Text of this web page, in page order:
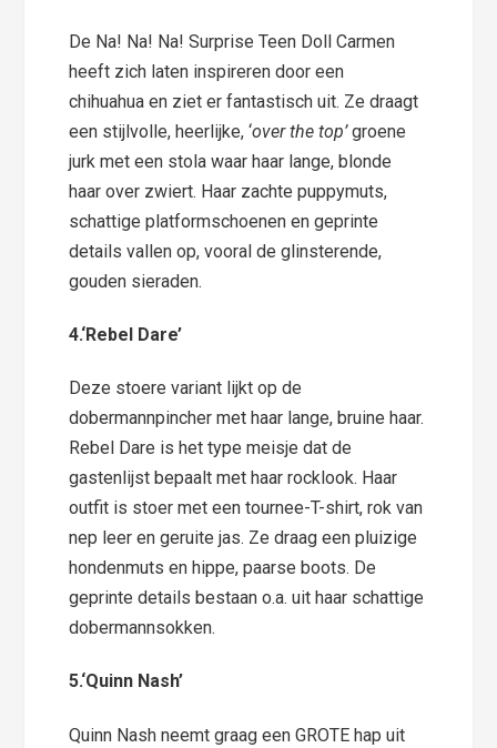
De Na! Na! Na! Surprise Teen Doll Carmen
heeft zich laten inspireren door een
chihuahua en ziet er fantastisch uit. Ze draagt
een stijlvolle, heerlijke, ‘over the top’groene
jurk met een stola waar haar lange, blonde
haar over zwiert. Haar zachte puppymuts,
schattige platformschoenen en geprinte
details vallen op, vooral de glinsterende,
gouden sieraden.
4.‘Rebel Dare’
Deze stoere variant lijkt op de
dobermannpincher met haar lange, bruine haar.
Rebel Dare is het type meisje dat de
gastenlijst bepaalt met haar rocklook. Haar
outfit is stoer met een tournee-T-shirt, rok van
nep leer en geruite jas. Ze draag een pluizige
hondenmuts en hippe, paarse boots. De
geprinte details bestaan o.a. uit haar schattige
dobermannsokken.
5.‘Quinn Nash’
Quinn Nash neemt graag een GROTE hap uit